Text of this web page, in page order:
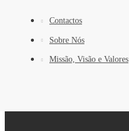
Contactos
Sobre Nós
Missão, Visão e Valores